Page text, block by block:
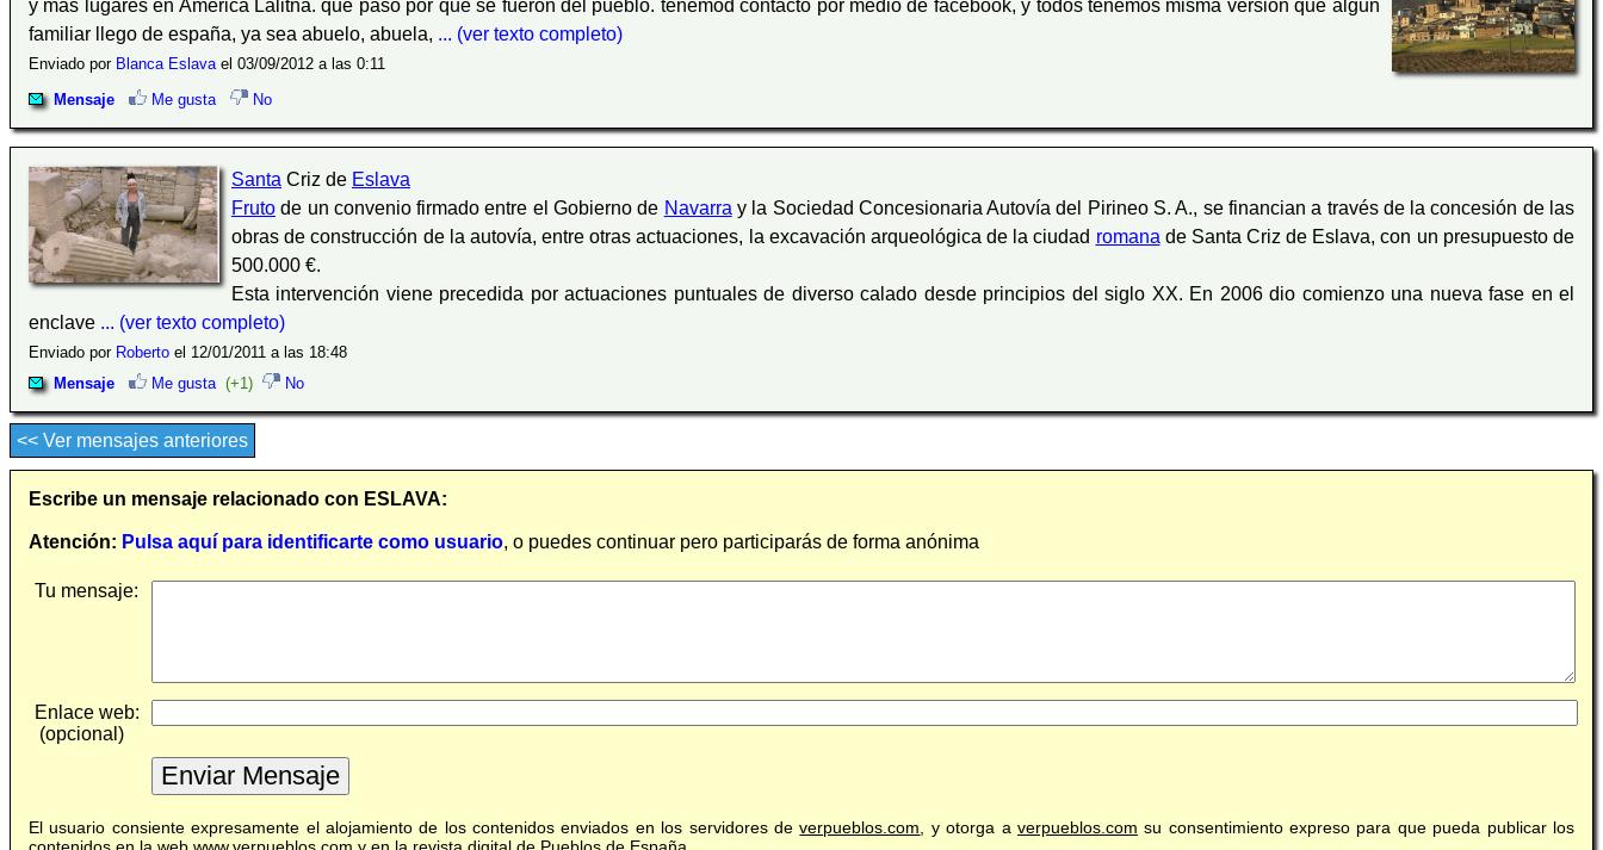
y mas lugares en America Lalitna. que paso por que se fueron del pueblo. tenemod contacto por medio de facebook, y todos tenemos misma version que algun
familiar llego de españa, ya sea abuelo, abuela, ... (ver texto completo)
Enviado por Blanca Eslava el 03/09/2012 a las 0:11
Mensaje
Me gusta No
Santa Criz de Eslava
Fruto de un convenio firmado entre el Gobierno de Navarra y la Sociedad Concesionaria Autovía del Pirineo S. A., se financian a través de la concesión de las
obras de construcción de la autovía, entre otras actuaciones, la excavación arqueológica de la ciudad romana de Santa Criz de Eslava, con un presupuesto de
500.000 €.
Esta intervención viene precedida por actuaciones puntuales de diverso calado desde principios del siglo XX. En 2006 dio comienzo una nueva fase en el
enclave ... (ver texto completo)
Enviado por Roberto el 12/01/2011 a las 18:48
Mensaje
Me gusta (+1) No
<< Ver mensajes anteriores
Escribe un mensaje relacionado con ESLAVA:
Atención: Pulsa aquí para identificarte como usuario, o puedes continuar pero participarás de forma anónima
Tu mensaje:
Enlace web:
(opcional)
El usuario consiente expresamente el alojamiento de los contenidos enviados en los servidores deverpueblos.com , y otorga a verpueblos.com su consentimiento expreso para que pueda publicar los